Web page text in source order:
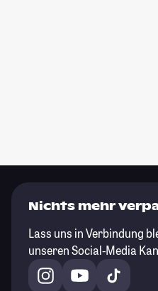
Nichts mehr
Lass uns in Verbindung
unseren Social-Media